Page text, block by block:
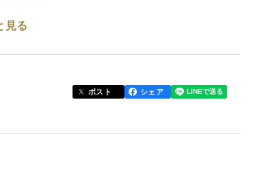
根(品種名:辛味そば大根)をお届けいたしま
見る
ポスト シェア